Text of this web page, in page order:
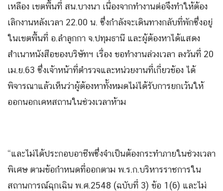
เหลือง เขตพื้นที่ สน.บางนา เนื่องจากทำงานต่อจึงทำให้ต้อง
เลิกงานหลังเวลา 22.00 น. ซึ่งกำลังจะเดินทางกลับที่พักซึ่งอยู่
ในเขตพื้นที่ อ.ลำลูกกา จ.ปทุมธานี และผู้ต้องหาได้แสดง
สำเนาหนังสือของบริษัทฯ เรื่อง ขอทำงานล่วงเวลา ลงวันที่ 20
เม.ย.63 ซึ่งเจ้าหน้าที่ตำรวจและหน่วยงานที่เกี่ยวข้อง ได้
พิจารณาแล้วเห็นว่าผู้ต้องหาทั้งหมดไม่ได้รับการยกเว้นให้
ออกนอกเคหสถานในช่วงเวลาห้าม
“และไม่ได้ประกอบอาชีพซึ่งจำเป็นต้องกระทำภายในช่วงเวลา
พิเศษ ตามข้อกำหนดที่ออกตาม พ.ร.ก.บริหารราชการใน
สถานการณ์ฉุกเฉิน พ.ศ.2548 (ฉบับที่ 3) ข้อ 1(6) และไม่